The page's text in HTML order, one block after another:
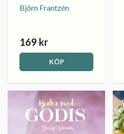
Björn Frantzén
169 kr
KÖP